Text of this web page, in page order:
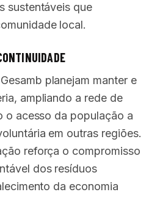
sustentáveis que
local.
planejam manter e
ampliando a rede de
o acesso da população a
em outras regiões.
reforça o compromisso
dos resíduos
da economia